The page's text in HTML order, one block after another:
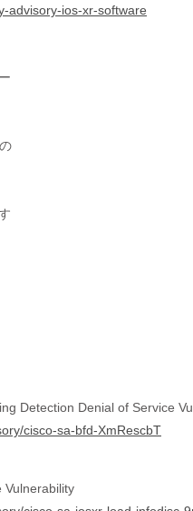
advisory-ios-xr-software
Detection Denial of Service
cisco-sa-bfd-XmRescbT
Vulnerability